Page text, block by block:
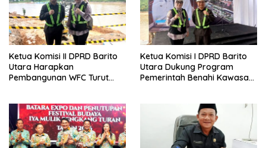
Ketua Komisi II DPRD Barito
Utara Harapkan
Pembangunan WFC Turut
Ketua Komisi I DPRD Barito
Utara Dukung Program
Pemerintah Benahi Kawasan